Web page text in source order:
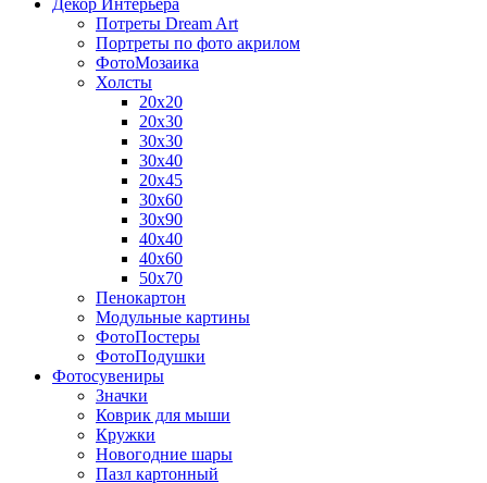
Декор Интерьера
Потреты Dream Art
Портреты по фото акрилом
ФотоМозаика
Холсты
20х20
20х30
30х30
30х40
20х45
30х60
30х90
40х40
40х60
50х70
Пенокартон
Модульные картины
ФотоПостеры
ФотоПодушки
Фотоcувениры
Значки
Коврик для мыши
Кружки
Новогодние шары
Пазл картонный